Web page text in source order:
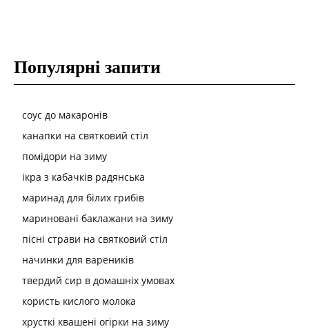
Популярні запити
соус до макаронів
канапки на святковий стіл
помідори на зиму
ікра з кабачків радянська
маринад для білих грибів
мариновані баклажани на зиму
пісні страви на святковий стіл
начинки для вареників
твердий сир в домашніх умовах
користь кислого молока
хрусткі квашені огірки на зиму